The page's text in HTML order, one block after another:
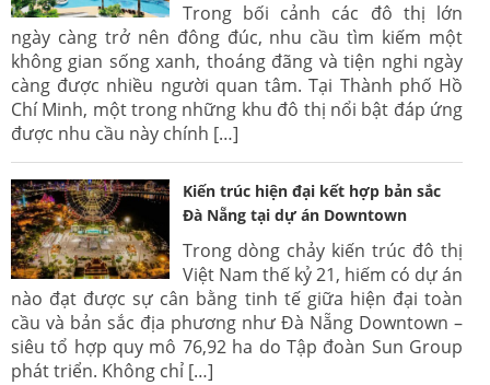
Trong bối cảnh các đô thị lớn
ngày càng trở nên đông đúc, nhu cầu tìm kiếm một
không gian sống xanh, thoáng đãng và tiện nghi ngày
càng được nhiều người quan tâm. Tại Thành phố Hồ
Chí Minh, một trong những khu đô thị nổi bật đáp ứng
được nhu cầu này chính […]
Kiến trúc hiện đại kết hợp bản sắc
Đà Nẵng tại dự án Downtown
Trong dòng chảy kiến trúc đô thị
Việt Nam thế kỷ 21, hiếm có dự án
nào đạt được sự cân bằng tinh tế giữa hiện đại toàn
cầu và bản sắc địa phương như Đà Nẵng Downtown –
siêu tổ hợp quy mô 76,92 ha do Tập đoàn Sun Group
phát triển. Không chỉ […]